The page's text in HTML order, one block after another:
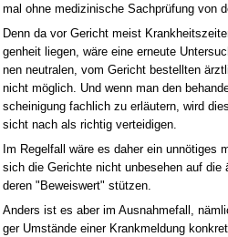
mal oh­ne me­di­zi­ni­sche Sach­prüfung von
Denn da vor Ge­richt meist
gen­heit lie­gen, wäre ei­ne er­neu­te
nen neu­tra­len, vom Ge­richt be­stell­ten
nicht möglich. Und wenn man den
schei­ni­gung fach­lich zu erläutern, wird
sicht nach als rich­tig ver­tei­di­gen.
Im Re­gel­fall wäre es da­her ein unnöti­ges
sich die Ge­rich­te nicht un­be­se­hen auf die
de­ren "Be­weis­wert" stützen.
An­ders ist es aber im Aus­nah­me­fall,
ger Umstände ei­ner Krank­mel­dung